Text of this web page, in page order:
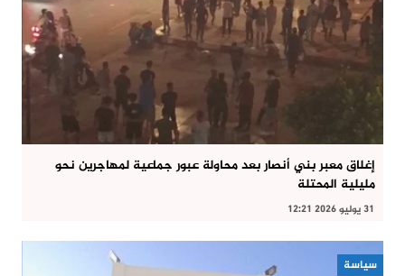
إغلاق معبر بني أنصار بعد محاولة عبور جماعية لمهاجرين نحو
مليلية المحتلة
31 يوليو 2026 12:21
سياسة